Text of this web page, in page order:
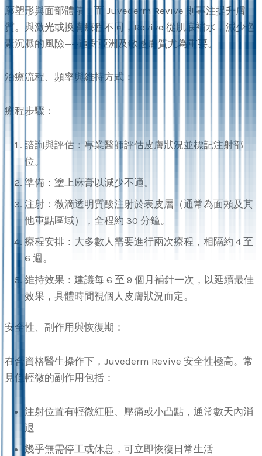
廓塑形與面部體積，而 Juvederm Revive 則專注提升膚
質。與激光或換膚療程不同，Revive 從肌底補水，減少色
素沉澱的風險——這對亞洲及敏感膚質尤為重要。
治療流程、頻率與維持方式：
療程步驟：
諮詢與評估：專業醫師評估皮膚狀況並標記注射部
位。
準備：塗上麻膏以減少不適。
注射：微滴透明質酸注射於表皮層（通常為面頰及其
他重點區域），全程約 30 分鐘。
療程安排：大多數人需要進行兩次療程，相隔約 4 至
6 週。
維持效果：建議每 6 至 9 個月補針一次，以延續最佳
效果，具體時間視個人皮膚狀況而定。
安全性、副作用與恢復期：
在合資格醫生操作下，Juvederm Revive 安全性極高。常
見但輕微的副作用包括：
注射位置有輕微紅腫、壓痛或小凸點，通常數天內消
退
幾乎無需停工或休息，可立即恢復日常生活